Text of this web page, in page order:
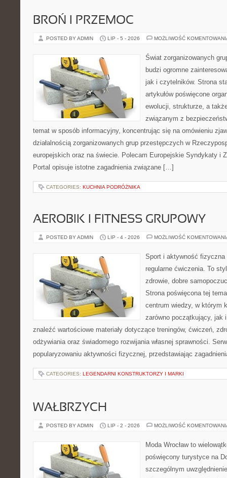
BROŃ I PRZEMOC
POSTED BY ADMIN LIP - 5 - 2026 MOŻLIWOŚĆ
Świat zorganizowanych
budzi ogromne
jak i czytelników. Strona
artykułów poświęcone
ewolucji, strukturze, a
związanym z
temat w sposób informacyjny, koncentrując się na omówieniu
działalnością zorganizowanych grup przestępczych w
europejskich oraz na świecie. Polecam Europejskie Syndykaty i
Portal opisuje istotne zagadnienia związane […]
CATEGORIES: KUCHNIA PODRÓŻNIKA
AEROBIK I FITNESS GRUPOWY
POSTED BY ADMIN LIP - 4 - 2026 MOŻLIWOŚĆ
Sport i aktywność
regularne ćwiczenia. To
zdrowie, dobre
Strona poświęcona tej
centrum wiedzy, w którym
zarówno początkujący, jak
znaleźć wartościowe materiały dotyczące treningów, ćwiczeń,
odżywiania oraz świadomego rozwijania własnej sprawności.
popularyzowaniu aktywności fizycznej, przedstawiając
CATEGORIES: LEGENDARNI KONSTRUKTORZY I MARKI
WAŁBRZYCH
POSTED BY ADMIN LIP - 2 - 2026 MOŻLIWOŚĆ
Moda Wrocław to
poświęcony turystyce na
szczególnym